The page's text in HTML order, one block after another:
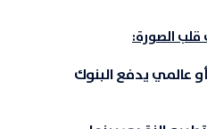
قلب الصورة:
عالمييدفع البنوك